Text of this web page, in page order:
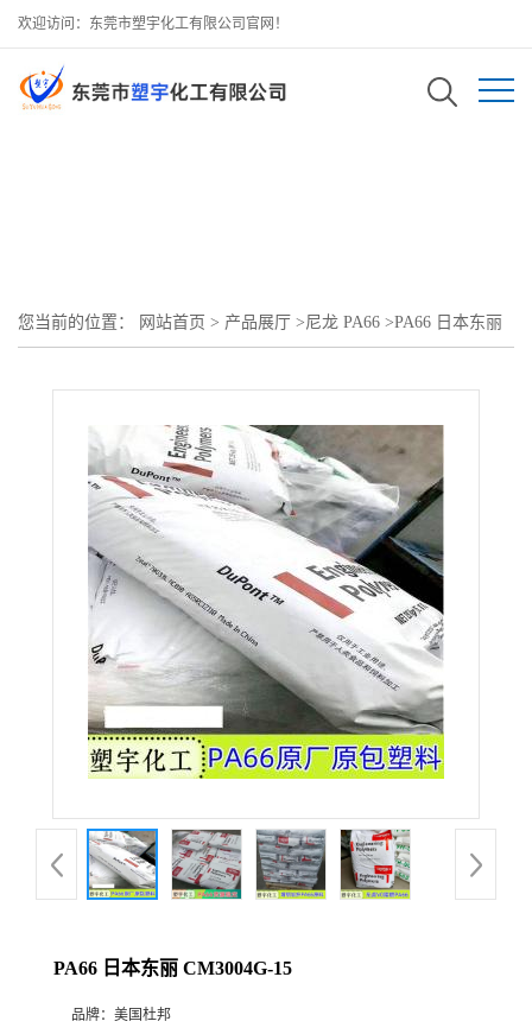
欢迎访问：东莞市塑宇化工有限公司官网！
您当前的位置： 网站首页 > 产品展厅 >尼龙 PA66 >PA66 日本东丽
PA66 日本东丽 CM3004G-15
品牌： 美国杜邦